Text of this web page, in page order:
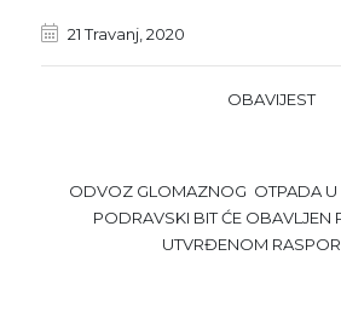
21 Travanj, 2020
OBAVIJEST
ODVOZ GLOMAZNOG OTPADA U
PODRAVSKI BIT ĆE OBAVLJEN
UTVRĐENOM